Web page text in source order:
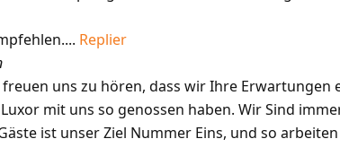
Replier
uns zu hören, dass wir Ihre Erwartungen
mit uns so genossen haben. Wir Sind
ist unser Ziel Nummer Eins, und so